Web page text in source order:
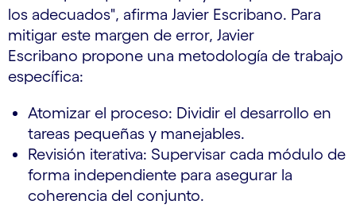
los adecuados", afirma Javier Escribano. Para
mitigar este margen de error, Javier
Escribano propone una metodología de trabajo
específica:
Atomizar el proceso: Dividir el desarrollo en
tareas pequeñas y manejables.
Revisión iterativa: Supervisar cada módulo de
forma independiente para asegurar la
coherencia del conjunto.